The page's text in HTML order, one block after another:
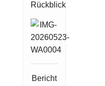
Rückblick
Bericht